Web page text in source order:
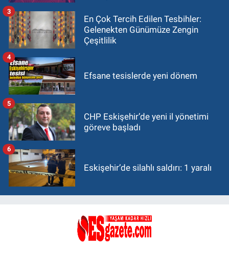
En Çok Tercih Edilen Tesbihler:
Gelenekten Günümüze Zengin
Çeşitlilik
3
Efsane tesislerde yeni dönem
4
CHP Eskişehir’de yeni il yönetimi
göreve başladı
5
Eskişehir’de silahlı saldırı: 1 yaralı
6